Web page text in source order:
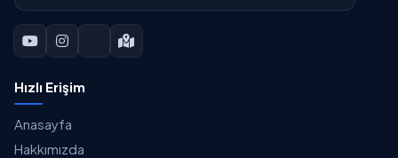
Hızlı Erişim
Anasayfa
Hakkımızda